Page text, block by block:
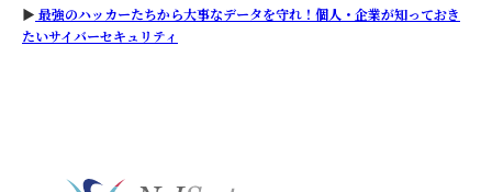
▶ 最強のハッカーたちから大事なデータを守れ！個人・企業が知っておき
たいサイバーセキュリティ